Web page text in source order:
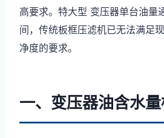
高要求。特大型 变压器单台油
间，传统板框压滤机已无法满足
净度的要求。
一、变压器油含水